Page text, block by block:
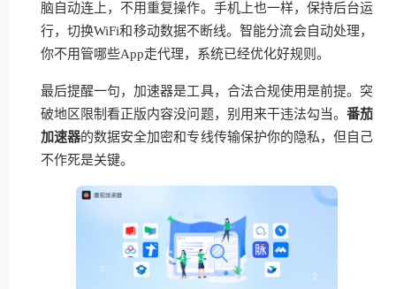
脑自动连上，不用重复操作。手机上也一样，保持后台运
行，切换WiFi和移动数据不断线。智能分流会自动处理，
你不用管哪些App走代理，系统已经优化好规则。
最后提醒一句，加速器是工具，合法合规使用是前提。突
破地区限制看正版内容没问题，别用来干违法勾当。 番茄
加速器的数据安全加密和专线传输保护你的隐私，但自己
不作死是关键。